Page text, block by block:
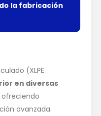
la fabricación
(XLPE
en diversas
ofreciendo
avanzada.